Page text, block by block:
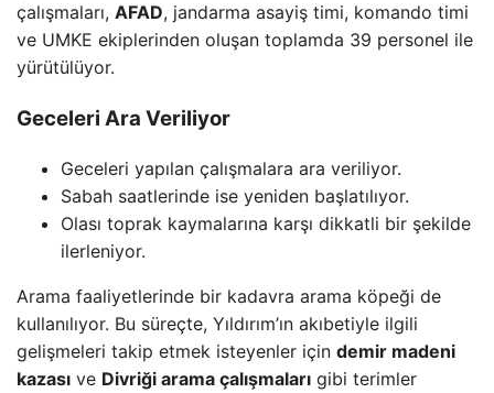
çalışmaları, AFAD, jandarma asayiş timi, komando timi
ve UMKE ekiplerinden oluşan toplamda 39 personel ile
yürütülüyor.
Geceleri Ara Veriliyor
Geceleri yapılan çalışmalara ara veriliyor.
Sabah saatlerinde ise yeniden başlatılıyor.
Olası toprak kaymalarına karşı dikkatli bir şekilde
ilerleniyor.
Arama faaliyetlerinde bir kadavra arama köpeği de
kullanılıyor. Bu süreçte, Yıldırım’ın akıbetiyle ilgili
gelişmeleri takip etmek isteyenler için demir madeni
kazası ve Divriği arama çalışmaları gibi terimler